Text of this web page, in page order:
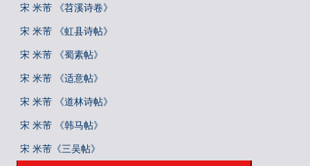
宋 米芾 《苕溪诗卷》
宋 米芾 《虹县诗帖》
宋 米芾 《蜀素帖》
宋 米芾 《适意帖》
宋 米芾 《道林诗帖》
宋 米芾 《韩马帖》
宋 米芾《三吴帖》